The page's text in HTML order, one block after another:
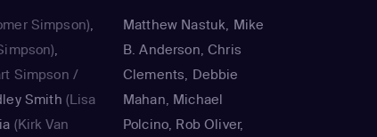
Simpson),
,
Simpson /
Smith (Lisa
(Kirk Van
Matthew Nastuk, Mike
B. Anderson, Chris
Clements, Debbie
Mahan, Michael
Polcino, Rob Oliver,